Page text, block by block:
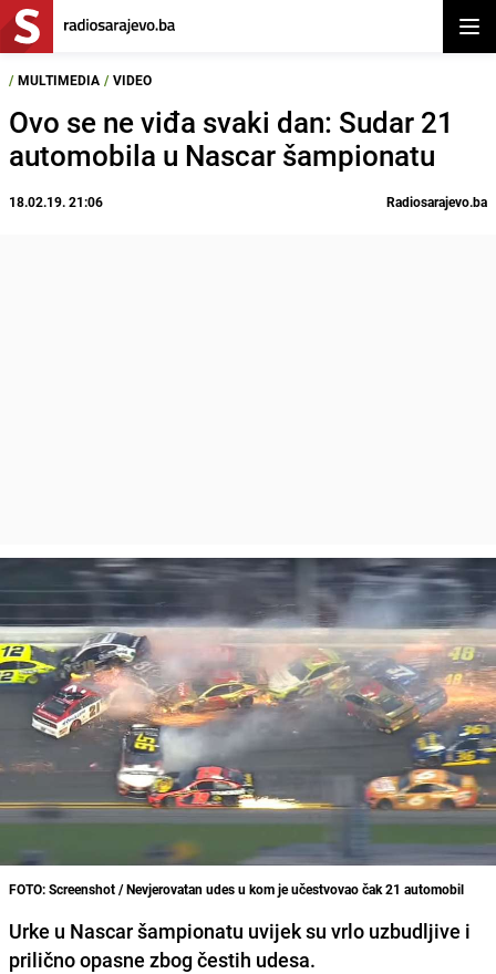
/ MULTIMEDIA / VIDEO
Ovo se ne viđa svaki dan: Sudar 21
automobila u Nascar šampionatu
18.02.19. 21:06 Radiosarajevo.ba
FOTO: Screenshot / Nevjerovatan udes u kom je učestvovao čak 21 automobil
Urke u Nascar šampionatu uvijek su vrlo uzbudljive i
prilično opasne zbog čestih udesa.